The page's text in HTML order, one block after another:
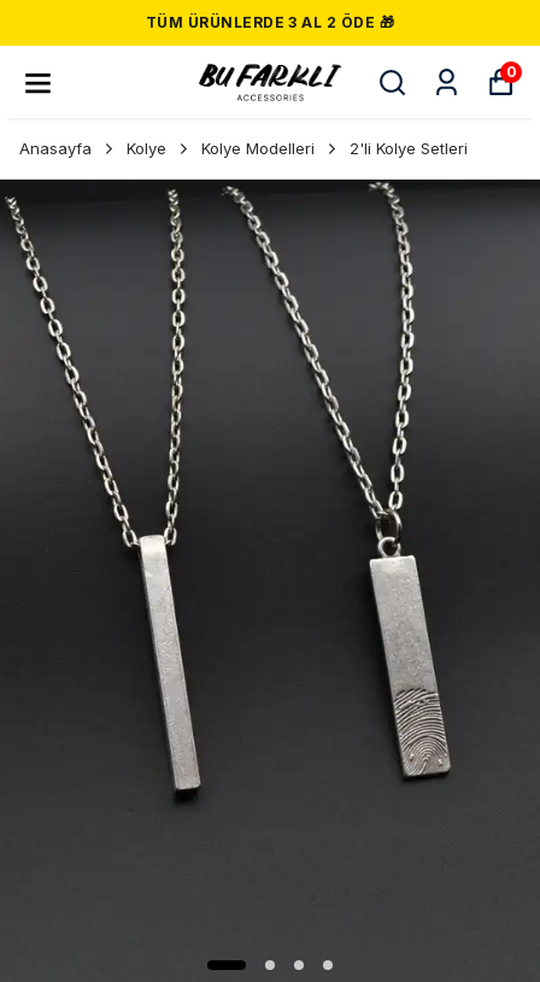
TÜM ÜRÜNLERDE 3 AL 2 ÖDE 🎁
0
Anasayfa Kolye Kolye Modelleri 2'li Kolye Setleri